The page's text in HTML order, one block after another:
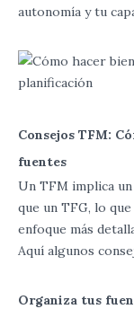
autonomía y tu
Consejos TFM:
fuentes
Un TFM implica
que un TFG, lo
enfoque más
Aquí algunos
Organiza tus